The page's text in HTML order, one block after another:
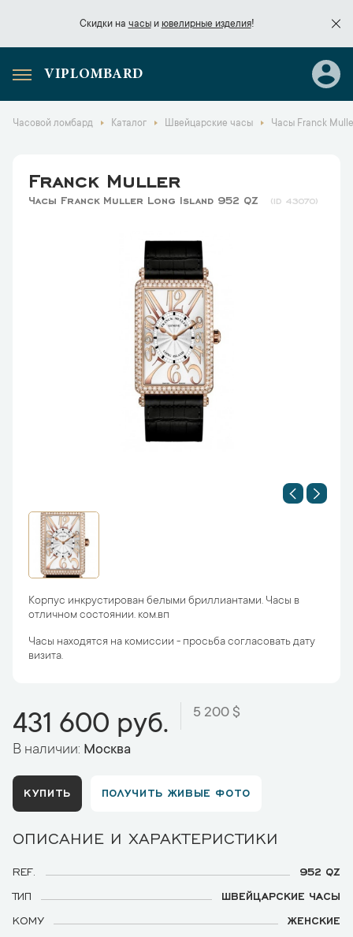
Скидки на часыи ювелирные изделия!
Скидки начасы
VIPLOMBARD
Часовой ломбард Каталог Швейцарские часы Часы Franck
Franck Muller
Часы Franck Muller Long Island 952 QZ 43070
Корпус инкрустирован белыми бриллиантами. Часы в
отличном состоянии. ком.вп
Часы находятся на комиссии - просьба согласовать дату
визита.
431 600 руб. 5 200 $
В наличии: Москва
КУПИТЬ ПОЛУЧИТЬ ЖИВЫЕ ФОТО
ОПИСАНИЕ И ХАРАКТЕРИСТИКИ
REF.
952 QZ
ТИП
ШВЕЙЦАРСКИЕ ЧАСЫ
КОМУ
ЖЕНСКИЕ